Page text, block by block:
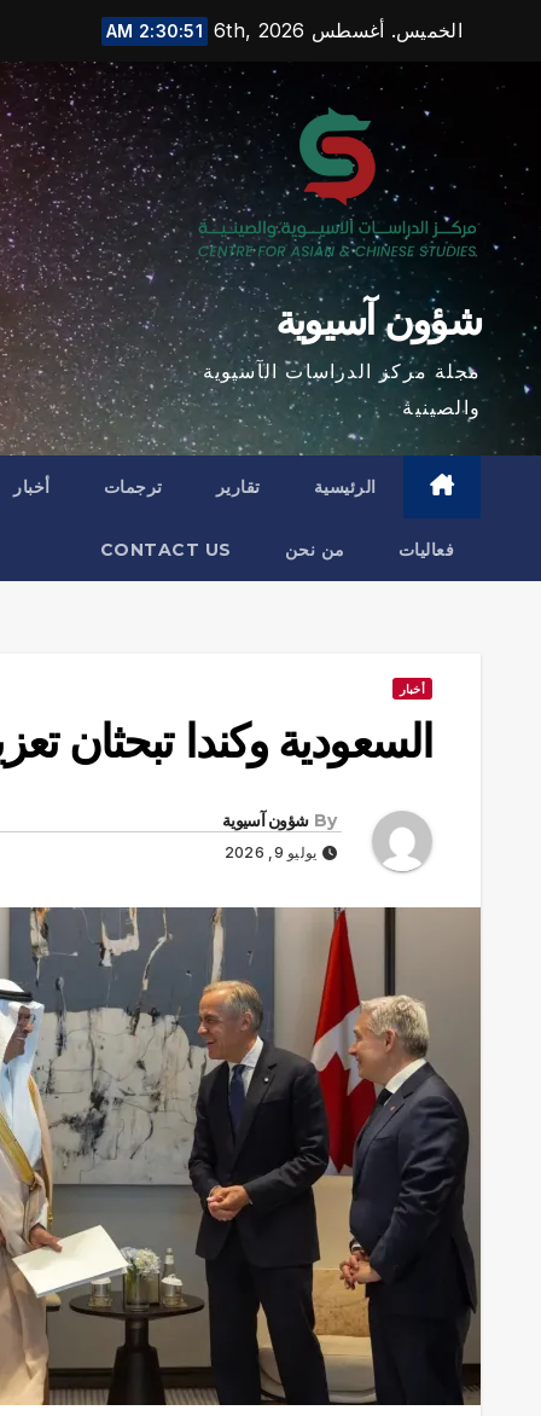
content
الخميس. أغسطس 6th, 2026 2:30:52 AM
شؤون آسيوية
مجلة مركز الدراسات الآسيوية
والصينية
الرئيسية تقارير ترجمات أخبار
فعاليات من نحن CONTACT US
أخبار
السعودية وكندا تبحثان
By شؤون آسيوية
يوليو 9, 2026